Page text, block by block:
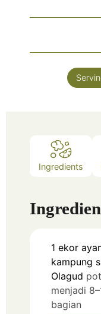
Ingredients
1 ekor
kampung
Olagud
menjadi
bagian